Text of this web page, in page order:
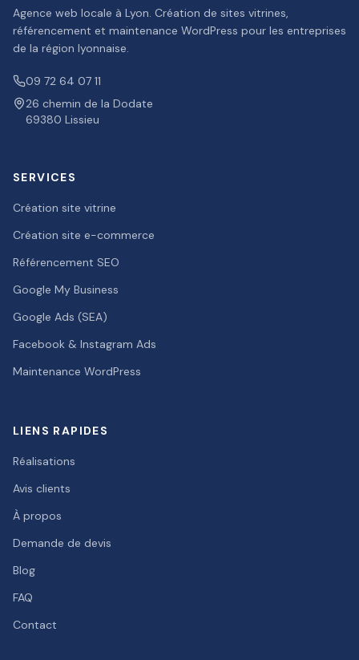
Agence web locale à Lyon. Création de sites vitrines,
référencement et maintenance WordPress pour les entreprises
de la région lyonnaise.
09 72 64 07 11
26 chemin de la Dodate
69380 Lissieu
SERVICES
Création site vitrine
Création site e-commerce
Référencement SEO
Google My Business
Google Ads (SEA)
Facebook & Instagram Ads
Maintenance WordPress
LIENS RAPIDES
Réalisations
Avis clients
À propos
Demande de devis
Blog
FAQ
Contact